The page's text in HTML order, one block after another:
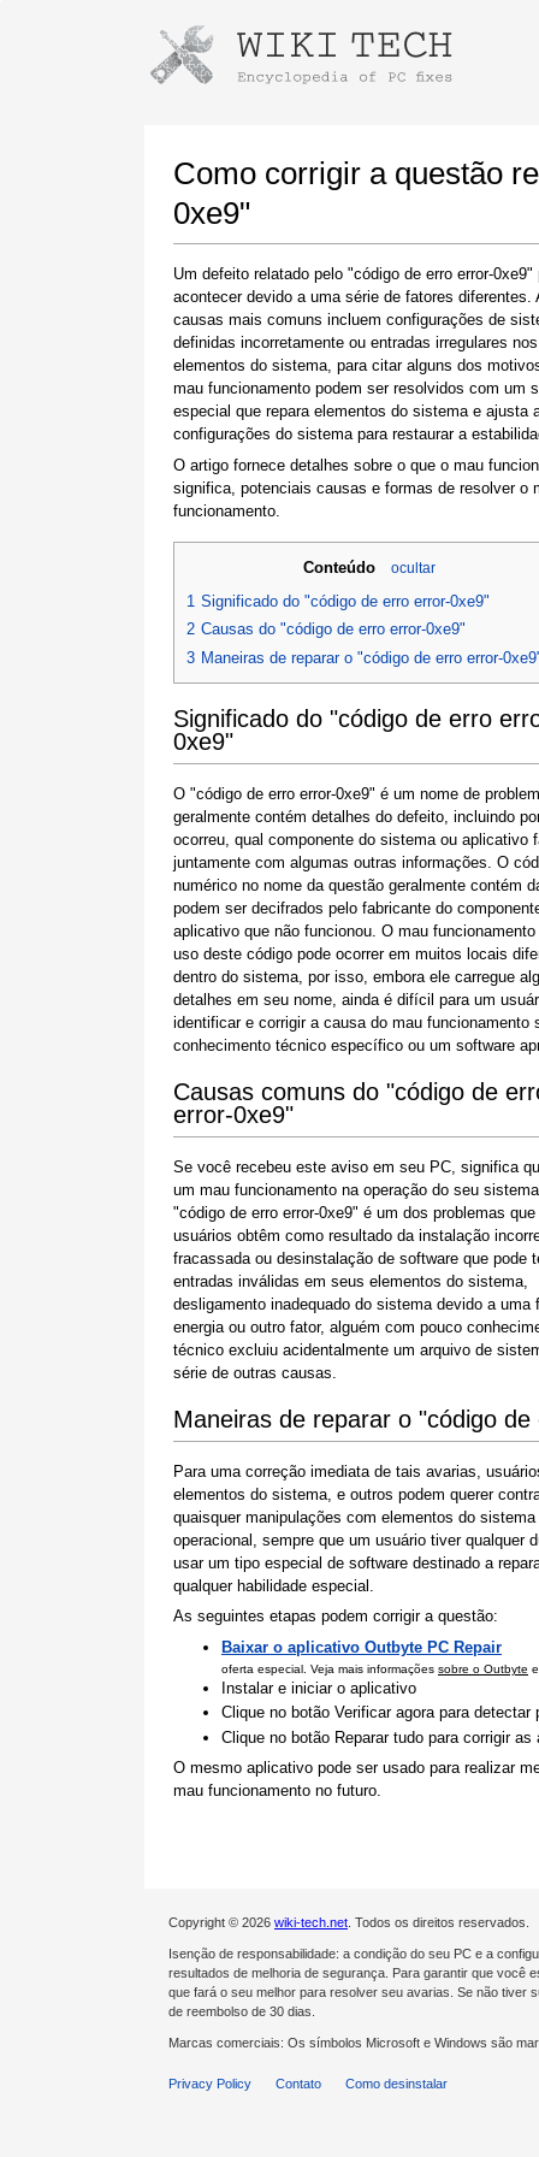
Como corrigir a questão
0xe9"
Um defeito relatado pelo "código de erro error-0xe9"
acontecer devido a uma série de fatores diferentes.
causas mais comuns incluem configurações de
definidas incorretamente ou entradas irregulares nos
elementos do sistema, para citar alguns dos
mau funcionamento podem ser resolvidos com um
especial que repara elementos do sistema e ajusta
configurações do sistema para restaurar a
O artigo fornece detalhes sobre o que o mau
significa, potenciais causas e formas de resolver o
funcionamento.
Conteúdo ocultar
1 Significado do "código de erro error-0xe9"
2 Causas do "código de erro error-0xe9"
3 Maneiras de reparar o "código de erro error-
Significado do "código de erro
0xe9"
O "código de erro error-0xe9" é um nome de
geralmente contém detalhes do defeito, incluindo
ocorreu, qual componente do sistema ou aplicativo
juntamente com algumas outras informações. O
numérico no nome da questão geralmente contém
podem ser decifrados pelo fabricante do
aplicativo que não funcionou. O mau
uso deste código pode ocorrer em muitos locais
dentro do sistema, por isso, embora ele carregue
detalhes em seu nome, ainda é difícil para um
identificar e corrigir a causa do mau funcionamento
conhecimento técnico específico ou um software
Causas comuns do "código de
error-0xe9"
Se você recebeu este aviso em seu PC, significa
um mau funcionamento na operação do seu
"código de erro error-0xe9" é um dos problemas
usuários obtêm como resultado da instalação
fracassada ou desinstalação de software que pode
entradas inválidas em seus elementos do sistema,
desligamento inadequado do sistema devido a uma
energia ou outro fator, alguém com pouco
técnico excluiu acidentalmente um arquivo de
série de outras causas.
Maneiras de reparar o "código
Para uma correção imediata de tais avarias,
elementos do sistema, e outros podem querer
quaisquer manipulações com elementos do
operacional, sempre que um usuário tiver qualquer
usar um tipo especial de software destinado a
qualquer habilidade especial.
As seguintes etapas podem corrigir a questão:
Baixar o aplicativo Outbyte PC Repair
oferta especial. Veja mais informações sobre o Outbyte
Instalar e iniciar o aplicativo
Clique no botão Verificar agora para
Clique no botão Reparar tudo para corrigir
O mesmo aplicativo pode ser usado para realizar
mau funcionamento no futuro.
Copyright © 2026 wiki-tech.net . Todos os direitos reservados.
Isenção de responsabilidade: a condição do seu PC e a
resultados de melhoria de segurança. Para garantir que você
que fará o seu melhor para resolver seu avarias. Se não tiver
de reembolso de 30 dias.
Marcas comerciais: Os símbolos Microsoft e Windows são
Privacy Policy Contato Como desinstalar
Instruções para baixar usando o
Quando o download estiver concluído, clique
no link do arquivo baixado